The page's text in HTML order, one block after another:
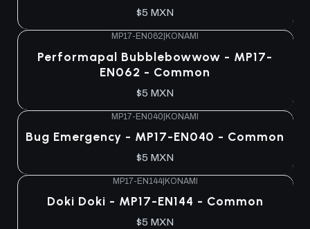
$5 MXN
MP17-EN062 KONAMI
Performapal Bubblebowwow - MP17-
EN062 - Common
$5 MXN
MP17-EN040|KONAMI
Bug Emergency - MP17-EN040 - Common
$5 MXN
MP17-EN144| KONAMI
Doki Doki - MP17-EN144 - Common
$5 MXN